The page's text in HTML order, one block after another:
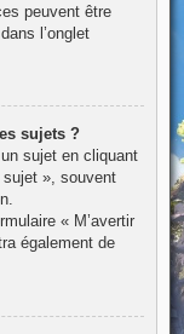
peuvent être
l’onglet
sujets ?
sujet en cliquant
», souvent
« M’avertir
également de